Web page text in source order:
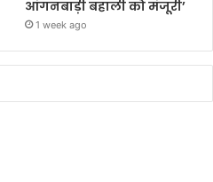
आंगनबाड़ी बहाली को मंजूरी’
1 week ago